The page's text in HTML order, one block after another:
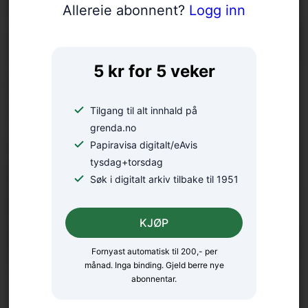
Allereie abonnent? Logg inn
5 kr for 5 veker
Tilgang til alt innhald på
grenda.no
Papiravisa digitalt/eAvis
tysdag+torsdag
Søk i digitalt arkiv tilbake til 1951
Fornyast automatisk til 200,- per
månad. Inga binding. Gjeld berre nye
abonnentar.
KJØP
Eurorally til Rosendal: – Ei
ugløymeleg køyreoppleving